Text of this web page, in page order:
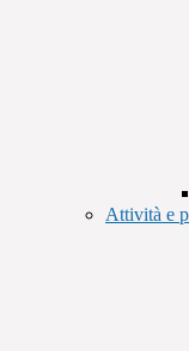
Attività e